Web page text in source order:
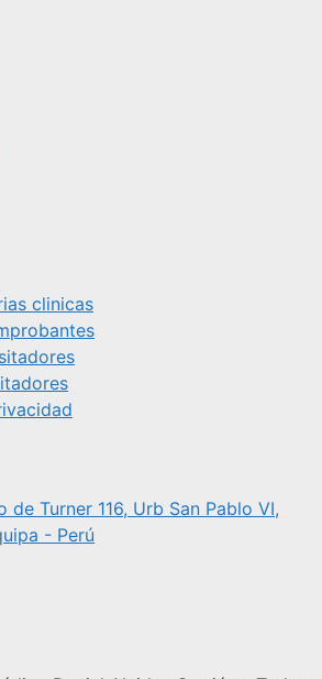
clinicas
de Turner 116, Urb San Pablo VI,
- Perú